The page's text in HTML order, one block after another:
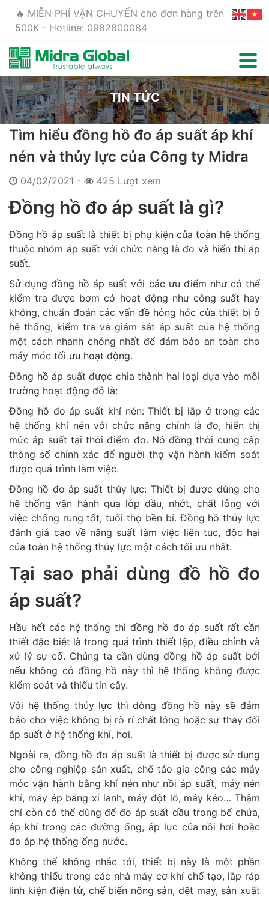
🔥 MIỄN PHÍ VẬN CHUYỂN cho đơn hàng trên
500K - Hotline: 0982800084
TIN TỨC
Tìm hiểu đồng hồ đo áp suất áp khí
nén và thủy lực của Công ty Midra
04/02/2021 - 425 Lượt xem
Đồng hồ đo áp suất là gì?
Đồng hồ áp suất là thiết bị phụ kiện của toàn hệ thống
thuộc nhóm áp suất với chức năng là đo và hiển thị áp
suất.
Sử dụng đồng hồ áp suất với các ưu điểm như có thể
kiểm tra được bơm có hoạt động như công suất hay
không, chuẩn đoán các vấn đề hỏng hóc của thiết bị ở
hệ thống, kiểm tra và giám sát áp suất của hệ thống
một cách nhanh chóng nhất để đảm bảo an toàn cho
máy móc tối ưu hoạt động.
Đồng hồ áp suất được chia thành hai loại dựa vào môi
trường hoạt động đó là:
Đồng hồ đo áp suất khí nén: Thiết bị lắp ở trong các
hệ thống khí nén với chức năng chính là đo, hiển thị
mức áp suất tại thời điểm đo. Nó đồng thời cung cấp
thông số chính xác để người thợ vận hành kiểm soát
được quá trình làm việc.
Đồng hồ đo áp suất thủy lực: Thiết bị được dùng cho
hệ thống vận hành qua lớp dầu, nhớt, chất lỏng với
việc chống rung tốt, tuổi thọ bền bỉ. Đồng hồ thủy lực
đánh giá cao về năng suất làm việc liên tục, độc hại
của toàn hệ thống thủy lực một cách tối ưu nhất.
Tại sao phải dùng đồ hồ đo
áp suất?
Hầu hết các hệ thống thì đồng hồ đo áp suất rất cần
thiết đặc biệt là trong quá trình thiết lập, điều chỉnh và
xử lý sự cố. Chúng ta cần dùng đồng hồ áp suất bởi
nếu không có đồng hồ này thì hệ thống không được
kiểm soát và thiếu tin cậy.
Với hệ thống thủy lực thì dòng đồng hồ này sẽ đảm
bảo cho việc không bị rò rỉ chất lỏng hoặc sự thay đổi
áp suất ở hệ thống khí, hơi.
Ngoài ra, đồng hồ đo áp suất là thiết bị được sử dụng
cho công nghiệp sản xuất, chế táo gia công các máy
móc vận hành bằng khí nén như nồi áp suất, máy nén
khí, máy ép bằng xi lanh, máy đột lỗ, máy kéo… Thậm
chí còn có thể dùng để đo áp suất dầu trong bể chứa,
áp khí trong các đường ống, áp lực của nồi hơi hoặc
đo áp hệ thống ống nước.
Không thể không nhắc tới, thiết bị này là một phần
không thiếu trong các nhà máy cơ khí chế tạo, lắp ráp
linh kiện điện tử, chế biến nông sản, dệt may, sản xuất